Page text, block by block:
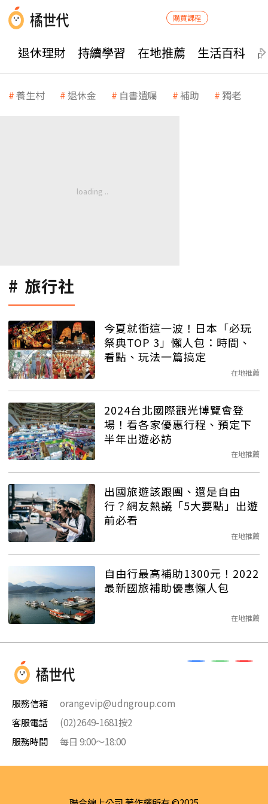
購買課程
退休理財 持續學習 在地推薦 生活百科
養生村 退休金 自書遺囑 補助 獨老
旅行社
今夏就衝這一波！日本「必玩
祭典TOP 3」懶人包：時間、
看點、玩法一篇搞定
在地推薦
2024台北國際觀光博覽會登
場！看各家優惠行程、預定下
半年出遊必訪
在地推薦
出國旅遊該跟團、還是自由
行？網友熱議「5大要點」出遊
前必看
在地推薦
自由行最高補助1300元！2022
最新國旅補助優惠懶人包
在地推薦
服務信箱
orangevip@udngroup.com
客服電話
(02)2649-1681按2
服務時間
每日 9:00～18:00